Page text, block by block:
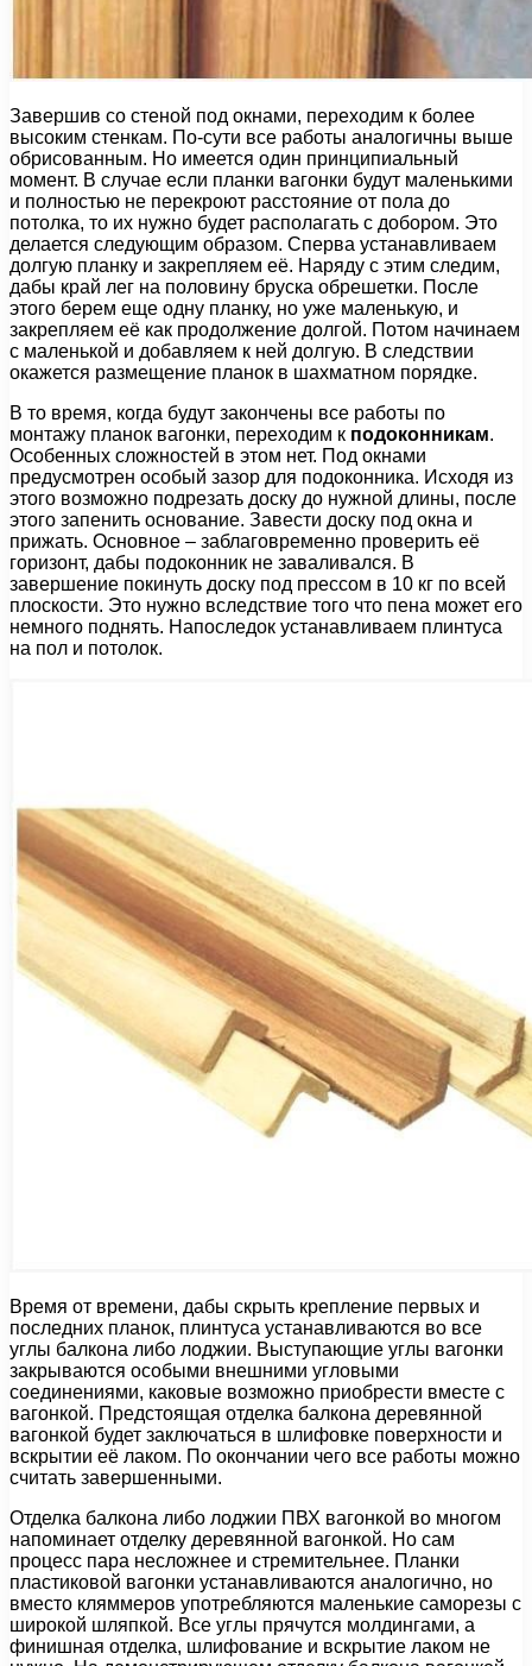
Завершив со стеной под окнами, переходим к более
высоким стенкам. По-сути все работы аналогичны выше
обрисованным. Но имеется один принципиальный
момент. В случае если планки вагонки будут маленькими
и полностью не перекроют расстояние от пола до
потолка, то их нужно будет располагать с добором. Это
делается следующим образом. Сперва устанавливаем
долгую планку и закрепляем её. Наряду с этим следим,
дабы край лег на половину бруска обрешетки. После
этого берем еще одну планку, но уже маленькую, и
закрепляем её как продолжение долгой. Потом начинаем
с маленькой и добавляем к ней долгую. В следствии
окажется размещение планок в шахматном порядке.
В то время, когда будут закончены все работы по
монтажу планок вагонки, переходим к подоконникам.
Особенных сложностей в этом нет. Под окнами
предусмотрен особый зазор для подоконника. Исходя из
этого возможно подрезать доску до нужной длины, после
этого запенить основание. Завести доску под окна и
прижать. Основное – заблаговременно проверить её
горизонт, дабы подоконник не заваливался. В
завершение покинуть доску под прессом в 10 кг по всей
плоскости. Это нужно вследствие того что пена может его
немного поднять. Напоследок устанавливаем плинтуса
на пол и потолок.
Время от времени, дабы скрыть крепление первых и
последних планок, плинтуса устанавливаются во все
углы балкона либо лоджии. Выступающие углы вагонки
закрываются особыми внешними угловыми
соединениями, каковые возможно приобрести вместе с
вагонкой. Предстоящая отделка балкона деревянной
вагонкой будет заключаться в шлифовке поверхности и
вскрытии её лаком. По окончании чего все работы можно
считать завершенными.
Отделка балкона либо лоджии ПВХ вагонкой во многом
напоминает отделку деревянной вагонкой. Но сам
процесс пара несложнее и стремительнее. Планки
пластиковой вагонки устанавливаются аналогично, но
вместо кляммеров употребляются маленькие саморезы с
широкой шляпкой. Все углы прячутся молдингами, а
финишная отделка, шлифование и вскрытие лаком не